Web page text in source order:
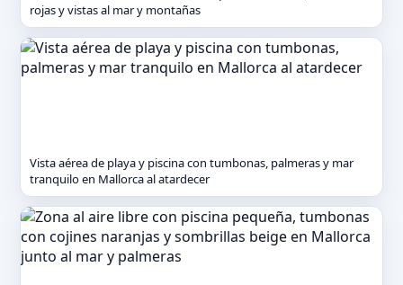
rojas y vistas al mar y montañas
Vista aérea de playa y piscina con tumbonas, palmeras y mar
tranquilo en Mallorca al atardecer